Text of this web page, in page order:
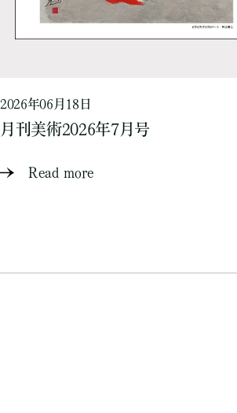
2026年06月18日
月刊美術2026年7月号
Read more